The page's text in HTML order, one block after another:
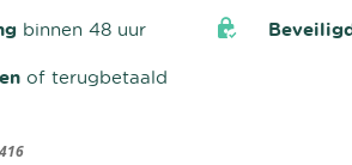
binnen 48 uur
of terugbetaald